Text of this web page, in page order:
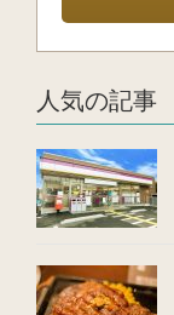
人気の記事